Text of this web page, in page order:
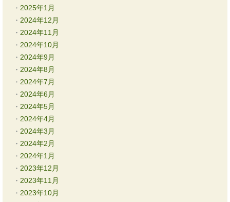
2025年1月
2024年12月
2024年11月
2024年10月
2024年9月
2024年8月
2024年7月
2024年6月
2024年5月
2024年4月
2024年3月
2024年2月
2024年1月
2023年12月
2023年11月
2023年10月